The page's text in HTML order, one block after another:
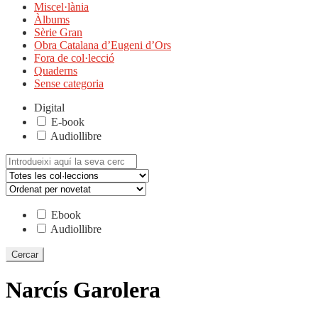
Miscel·lània
Àlbums
Sèrie Gran
Obra Catalana d’Eugeni d’Ors
Fora de col·lecció
Quaderns
Sense categoria
Digital
E-book
Audiollibre
Cerca:
Ebook
Audiollibre
Narcís Garolera